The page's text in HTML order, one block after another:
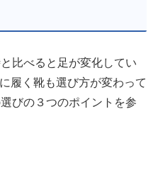
比べると足が変化してい
履く靴も選び方が変わって
びの３つのポイントを参